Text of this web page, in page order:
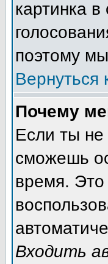
картинка
поэтому
Вернуться
Почему
Если ты не
сможешь
время. Это
Входить